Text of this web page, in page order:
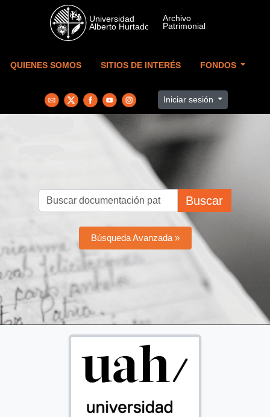
Skip to main content
QUIENES SOMOS SITIOS DE INTERÉS FONDOS
Iniciar sesión
Buscar
Búsqueda Avanzada »